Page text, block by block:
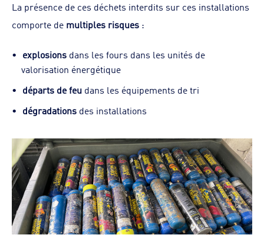
La présence de ces déchets interdits sur ces installations
comporte de multiples risques :
explosions dans les fours dans les unités de
valorisation énergétique
départs de feu dans les équipements de tri
dégradations des installations